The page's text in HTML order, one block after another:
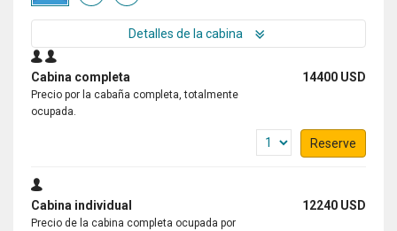
Detalles de la cabina
Cabina completa 14400 USD
Precio por la cabaña completa, totalmente
ocupada.
Reserve
Cabina individual 12240 USD
Precio de la cabina completa ocupada por